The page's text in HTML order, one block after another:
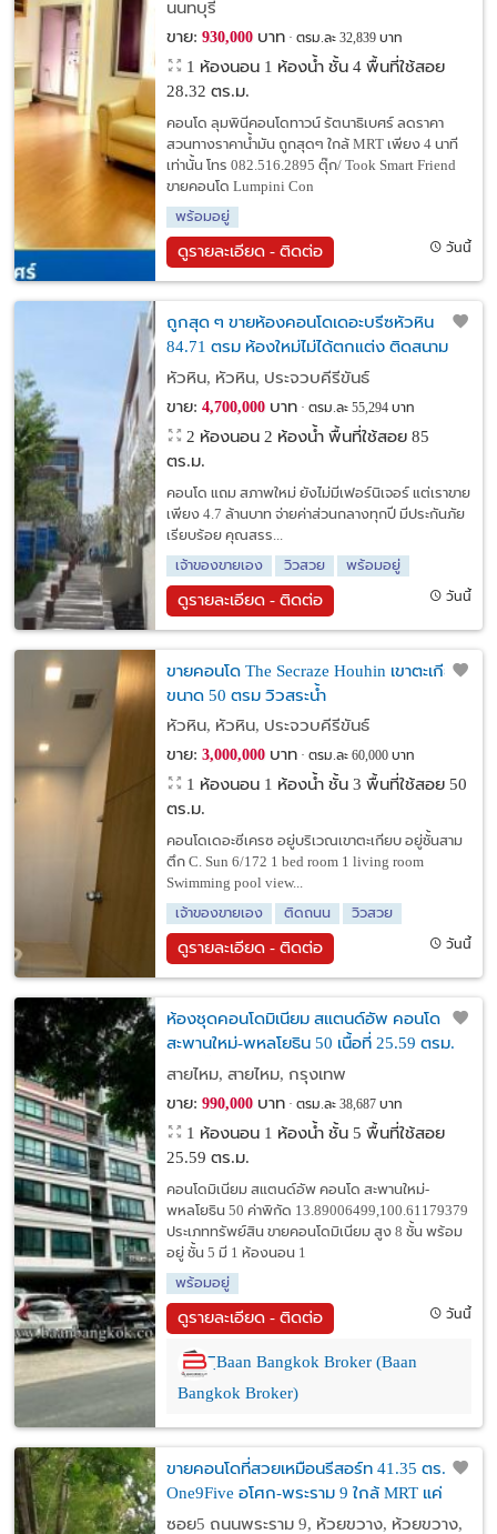
นนทบุรี
ขาย: 930,000บาท ตรม.ละ 32,839 บาท
1 ห้องนอน 1 ห้องน้ำ ชั้น 4 พื้นที่ใช้สอย
28.32 ตร.ม.
คอนโด ลุมพินีคอนโดทาวน์ รัตนาธิเบศร์ ลดราคา
สวนทางราคาน้ำมัน ถูกสุดๆ ใกล้ MRT เพียง 4 นาที
เท่านั้น โทร 082.516.2895 ตุ๊ก/ Took Smart Friend
ขายคอนโด Lumpini Con
พร้อมอยู่
ดูรายละเอียด - ติดต่อ วันนี้
ถูกสุด ๆ ขายห้องคอนโดเดอะบรีซหัวหิน
84.71 ตรม ห้องใหม่ไม่ได้ตกแต่ง ติดสนาม
กอล์ฟ เขาตะเกียบ
หัวหิน, หัวหิน, ประจวบคีรีขันธ์
ขาย: 4,700,000บาท ตรม.ละ 55,294 บาท
2 ห้องนอน 2 ห้องน้ำ พื้นที่ใช้สอย 85
ตร.ม.
คอนโด แถม สภาพใหม่ ยังไม่มีเฟอร์นิเจอร์ แต่เราขาย
เพียง 4.7 ล้านบาท จ่ายค่าส่วนกลางทุกปี มีประกันภัย
เรียบร้อย คุณสรร...
เจ้าของขายเอง
วิวสวย พร้อมอยู่
ดูรายละเอียด - ติดต่อ วันนี้
ขายคอนโด The Secraze Houhin เขาตะเกียบ
ขนาด 50 ตรม วิวสระน้ำ
หัวหิน, หัวหิน, ประจวบคีรีขันธ์
ขาย: 3,000,000บาท ตรม.ละ 60,000 บาท
1 ห้องนอน 1 ห้องน้ำ ชั้น 3 พื้นที่ใช้สอย 50
ตร.ม.
คอนโดเดอะซีเครซ อยู่บริเวณเขาตะเกียบ อยู่ชั้นสาม
ตึก C. Sun 6/172 1 bed room 1 living room
Swimming pool view...
เจ้าของขายเอง
ติดถนน วิวสวย
ดูรายละเอียด - ติดต่อ วันนี้
ห้องชุดคอนโดมิเนียม สแตนด์อัพ คอนโด
สะพานใหม่-พหลโยธิน 50 เนื้อที่ 25.59 ตรม.
(ใกล้บิ๊กซีสะพานใหม่) เขตสายไหม
สายไหม, สายไหม, กรุงเทพ
ขาย: 990,000บาท ตรม.ละ 38,687 บาท
1 ห้องนอน 1 ห้องน้ำ ชั้น 5 พื้นที่ใช้สอย
25.59 ตร.ม.
คอนโดมิเนียม สแตนด์อัพ คอนโด สะพานใหม่-
พหลโยธิน 50 ค่าพิกัด 13.89006499,100.61179379
ประเภททรัพย์สิน ขายคอนโดมิเนียม สูง 8 ชั้น พร้อม
อยู่ ชั้น 5 มี 1 ห้องนอน 1
พร้อมอยู่
ดูรายละเอียด - ติดต่อ วันนี้
ิฺBaan Bangkok Broker (Baan
Bangkok Broker)
ขายคอนโดที่สวยเหมือนรีสอร์ท 41.35 ตร.ม.
One9Five อโศก-พระราม 9 ใกล้ MRT แค่
280 ม. เขตห้วยขวาง กรุงเทพ
ซอย5 ถนนพระราม 9, ห้วยขวาง, ห้วยขวาง,